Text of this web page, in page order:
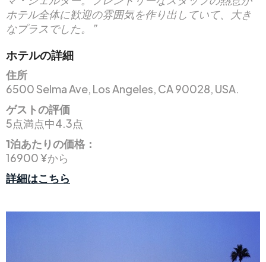
ホテル全体に歓迎の雰囲気を作り出していて、大き
なプラスでした。”
ホテルの詳細
住所
6500 Selma Ave, Los Angeles, CA 90028, USA.
ゲストの評価
5点満点中4.3点
1泊あたりの価格：
16900 ¥から
詳細はこちら